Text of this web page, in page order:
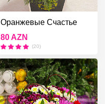
Oранжевые Счастье
80 AZN
(20)